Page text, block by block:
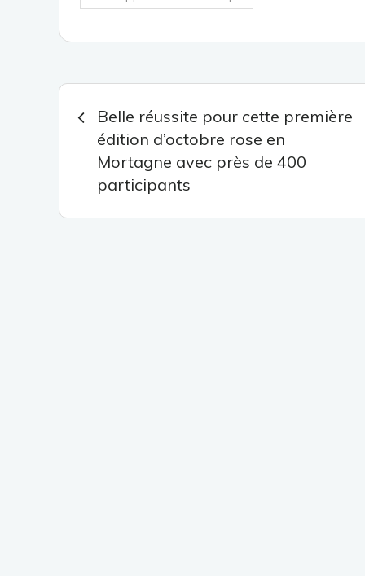
Navigation
de
l’article
Belle réussite pour cette première
édition d’octobre rose en
Mortagne avec près de 400
participants